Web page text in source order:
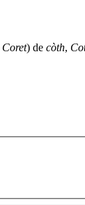
Coret) de còth,